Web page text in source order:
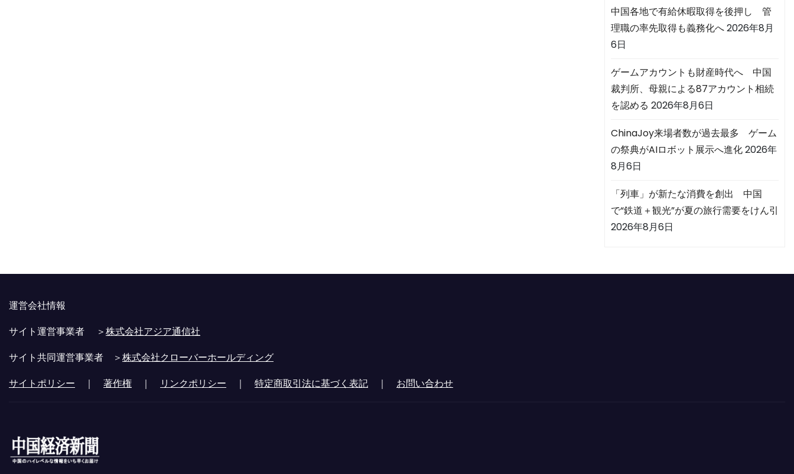
中国各地で有給休暇取得を後押し 管
理職の率先取得も義務化へ2026年8月
6日
ゲームアカウントも財産時代へ 中国
裁判所、母親による87アカウント相続
を認める 2026年8月6日
ChinaJoy来場者数が過去最多 ゲーム
の祭典がAIロボット展示へ進化2026年
8月6日
「列車」が新たな消費を創出 中国
で“鉄道＋観光”が夏の旅行需要をけん引
2026年8月6日
運営会社情報
サイト運営事業者 ＞株式会社アジア通信社
サイト共同運営事業者 ＞株式会社クローバーホールディング
サイトポリシー ｜ 著作権 ｜ リンクポリシー ｜ 特定商取引法に基づく表記 ｜ お問い合わせ